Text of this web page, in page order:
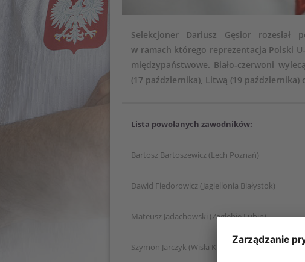
Selekcjoner Dariusz Gęsior rozesłał
w ramach którego reprezentacja Polski
międzypaństwowe. Biało-czerwoni
(17 października), Litwą (19
Lista powołanych zawodników:
Bartosz Bartoszewicz (Lech Poznań)
Dawid Fiedorowicz (Jagiellonia Białystok)
Mateusz Jadachowski (Zagłębie Lubin)
Szymon Jarczyk (Wisła Kraków)